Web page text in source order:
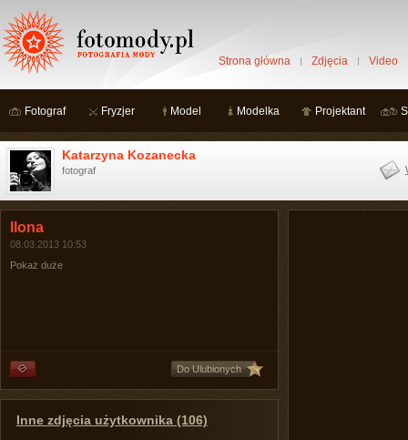
Strona główna Zdjęcia Video
Fotograf Fryzjer Model Modelka Projektant
Katarzyna Kozanecka
fotograf
Ilona
08.03.2013 10:53
Pokaż duże
Do Ulubionych
Inne zdjęcia użytkownika (106)